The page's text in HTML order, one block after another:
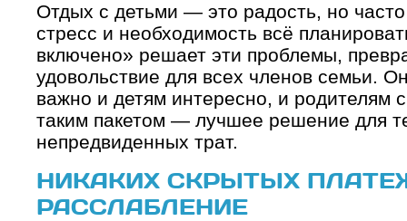
Отдых с детьми — это радость, но
стресс и необходимость всё
включено» решает эти проблемы,
удовольствие для всех членов семьи.
важно и детям интересно, и родителям
таким пакетом — лучшее решение для
непредвиденных трат.
НИКАКИХ СКРЫТЫХ
РАССЛАБЛЕНИЕ